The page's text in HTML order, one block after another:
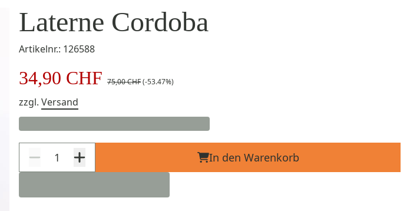
Laterne Cordoba
Artikelnr.: 126588
34,90 CHF 75,00 CHF(-53.47%)
zzgl. Versand
In den Warenkorb